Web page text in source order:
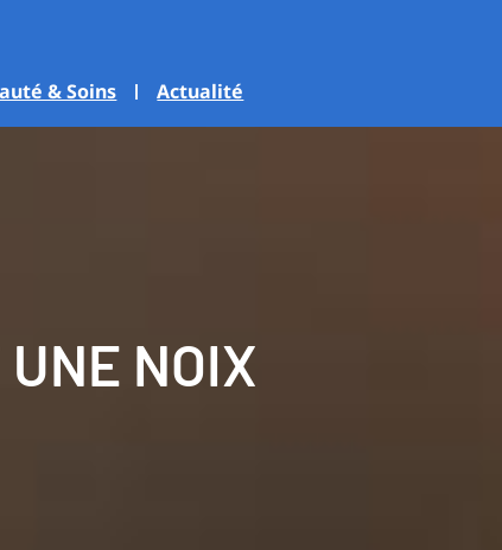
& Soins Actualité
NOIX